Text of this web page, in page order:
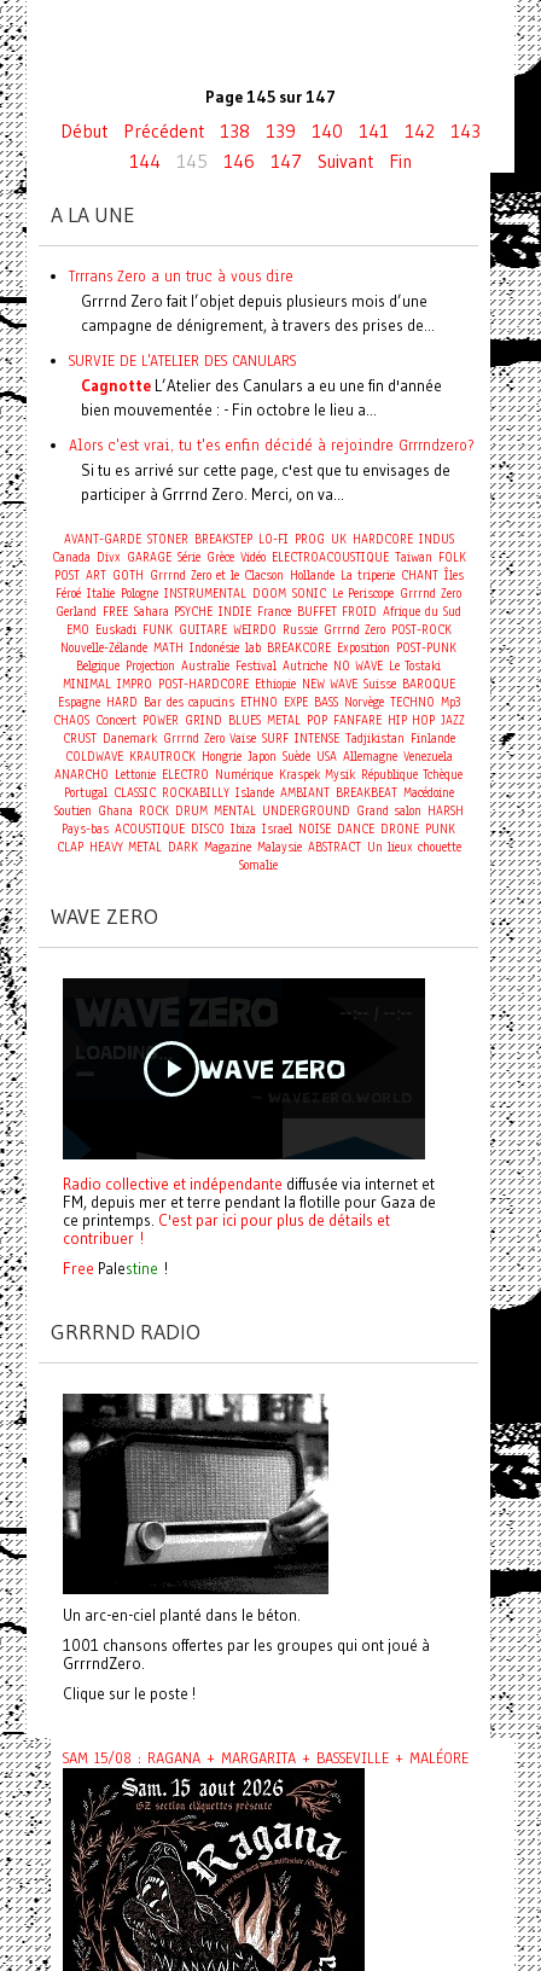
Page 145 sur 147
Début Précédent 138 139 140 141 142
143
144
145 146 147 Suivant Fin
A LA UNE
Trrrans Zero a un truc à vous dire
Grrrnd Zero fait l’objet depuis plusieurs mois d’une
campagne de dénigrement, à travers des prises de...
SURVIE DE L'ATELIER DES CANULARS
CagnotteL’Atelier des Canulars a eu une fin d'année
bien mouvementée : - Fin octobre le lieu a...
Alors c'est vrai, tu t'es enfin décidé à rejoindre Grrrndzero?
Si tu es arrivé sur cette page, c'est que tu envisages de
participer à Grrrnd Zero. Merci, on va...
AVANT-GARDE STONER BREAKSTEP LO-FI PROG UK HARDCORE INDUS
Canada Divx GARAGE Série Grèce Vidéo ELECTROACOUSTIQUE Taiwan FOLK
POST ART GOTH Grrrnd Zero et le Clacson Hollande La triperie CHANT Îles
Féroé Italie Pologne INSTRUMENTAL DOOM SONIC Le Periscope Grrrnd Zero
Gerland FREE Sahara PSYCHE INDIE France BUFFET FROID Afrique du Sud
EMO Euskadi FUNK GUITARE WEIRDO Russie Grrrnd Zero POST-ROCK
Nouvelle-Zélande MATH Indonésie lab BREAKCORE Exposition POST-PUNK
Belgique Projection Australie Festival Autriche NO WAVE Le Tostaki
MINIMAL IMPRO POST-HARDCORE Ethiopie NEW WAVE Suisse BAROQUE
Espagne HARD Bar des capucins ETHNO EXPE BASS Norvège TECHNO Mp3
CHAOS Concert POWER GRIND BLUES METAL POP FANFARE HIP HOP JAZZ
CRUST Danemark Grrrnd Zero Vaise SURF INTENSE Tadjikistan Finlande
COLDWAVE KRAUTROCK Hongrie Japon Suède USA Allemagne Venezuela
ANARCHO Lettonie ELECTRO Numérique Kraspek Mysik République Tchèque
Portugal CLASSIC ROCKABILLY Islande AMBIANT BREAKBEAT Macédoine
Soutien Ghana ROCK DRUM MENTAL UNDERGROUND Grand salon HARSH
Pays-bas ACOUSTIQUE DISCO Ibiza Israel NOISE DANCE DRONE PUNK
CLAP HEAVY METAL DARK Magazine Malaysie ABSTRACT Un lieux chouette
Somalie
WAVE ZERO
Radio collective et indépendante diffusée via internet et
FM, depuis mer et terre pendant la flotille pour Gaza de
ce printemps. C'est par ici pour plus de détails et
contribuer !
Free Palestine !
GRRRND RADIO
Un arc-en-ciel planté dans le béton.
1001 chansons offertes par les groupes qui ont joué à
GrrrndZero.
Clique sur le poste !
SAM 15/08 : RAGANA + MARGARITA + BASSEVILLE + MALÉORE